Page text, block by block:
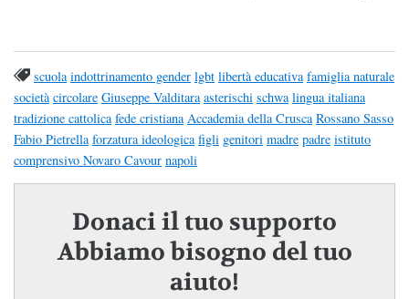
scuola indottrinamento gender lgbt libertà educativa famiglia naturale
società circolare Giuseppe Valditara asterischi schwa lingua italiana
tradizione cattolica fede cristiana Accademia della Crusca Rossano Sasso
Fabio Pietrella forzatura ideologica figli genitori madre padre istituto
comprensivo Novaro Cavour napoli
Donaci il tuo supporto
Abbiamo bisogno del tuo
aiuto!